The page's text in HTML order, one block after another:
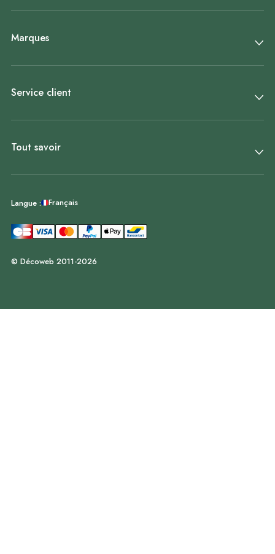
Marques
Service client
Tout savoir
Langue : Français
© Décoweb 2011-2026